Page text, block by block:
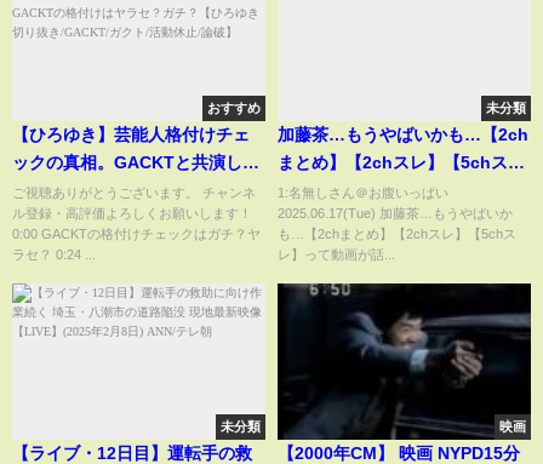
おすすめ
【ひろゆき】芸能人格付けチェ
ックの真相。GACKTと共演して
初めてわかりました…GACKTの
格付けはヤラセ？ガチ？【ひろ
ゆき切り抜き/GACKT/ガクト/活
ご視聴ありがとうございます。 チャンネ
ル登録・高評価よろしくお願いします！
0:00 GACKTの格付けチェックはガチ？ヤ
ラセ？ 0:24 ...
未分類
加藤茶…もうやばいかも…【2ch
まとめ】【2chスレ】【5chス
レ】
1:名無しさん＠お腹いっぱい
2025.06.17(Tue) 加藤茶…もうやばいか
も…【2chまとめ】【2chスレ】【5chス
レ】って動画が話...
未分類
【ライブ・12日目】運転手の救
映画
【2000年CM】 映画 NYPD15分